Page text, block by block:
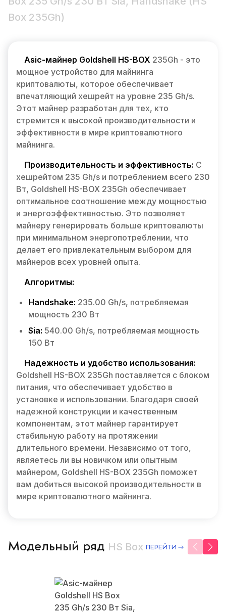
Box 235Gh)
Asic-майнер Goldshell HS-BOX 235Gh - это
мощное устройство для майнинга
криптовалюты, которое обеспечивает
впечатляющий хешрейт на уровне 235 Gh/s.
Этот майнер разработан для тех, кто
стремится к высокой производительности и
эффективности в мире криптовалютного
майнинга.
Производительность и эффективность: С
хешрейтом 235 Gh/s и потреблением всего 230
Вт, Goldshell HS-BOX 235Gh обеспечивает
оптимальное соотношение между мощностью
и энергоэффективностью. Это позволяет
майнеру генерировать больше криптовалюты
при минимальном энергопотреблении, что
делает его привлекательным выбором для
майнеров всех уровней опыта.
Алгоритмы:
Handshake: 235.00 Gh/s, потребляемая
мощность 230 Вт
Sia: 540.00 Gh/s, потребляемая мощность
150 Вт
Надежность и удобство использования:
Goldshell HS-BOX 235Gh поставляется с блоком
питания, что обеспечивает удобство в
установке и использовании. Благодаря своей
надежной конструкции и качественным
компонентам, этот майнер гарантирует
стабильную работу на протяжении
длительного времени. Независимо от того,
являетесь ли вы новичком или опытным
майнером, Goldshell HS-BOX 235Gh поможет
вам добиться высокой производительности в
мире криптовалютного майнинга.
Модельный ряд HS Box ПЕРЕЙТИ